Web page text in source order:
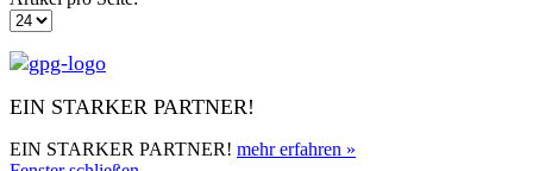
EIN STARKER PARTNER!
EIN STARKER PARTNER! mehr erfahren »